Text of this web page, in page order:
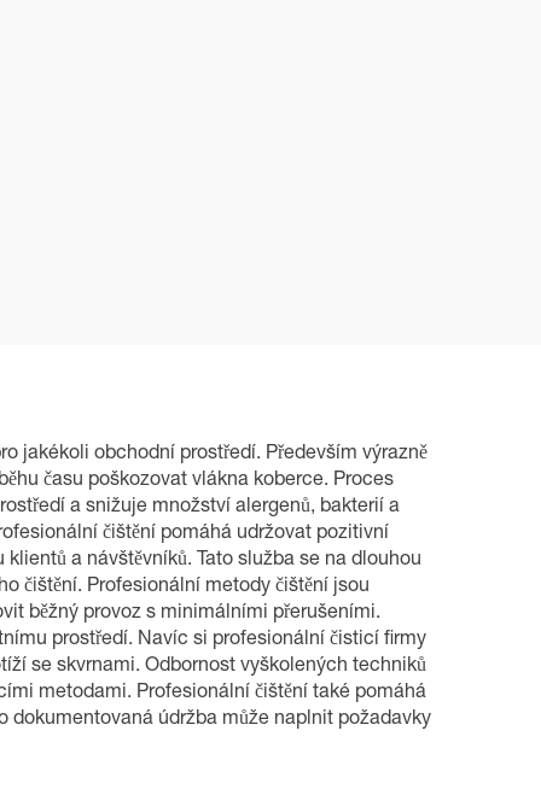
jakékoli obchodní prostředí. Především výrazně
času poškozovat vlákna koberce. Proces
a snižuje množství alergenů, bakterií a
čištění pomáhá udržovat pozitivní
a návštěvníků. Tato služba se na dlouhou
čištění. Profesionální metody čištění jsou
běžný provoz s minimálními přerušeními.
prostředí. Navíc si profesionální čisticí firmy
se skvrnami. Odbornost vyškolených techniků
metodami. Profesionální čištění také pomáhá
údržba může naplnit požadavky